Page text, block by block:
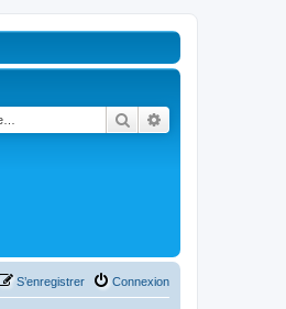
Rechercher
Connexion
S’enregistrer